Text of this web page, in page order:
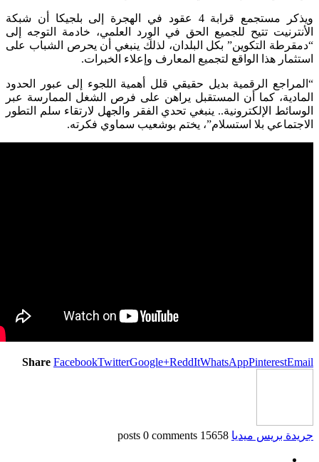
ويذكر مستجمع قرابة 4 عقود في الهجرة إلى بلجيكا أن شبكة
تتيح للجميع الحق في الوِرد العلمي، خادمة التوجه إلى
التكوين” بكل البلدان، لذلك ينبغي أن يحرص الشباب على
هذا الواقع لتجميع المعارف وإعلاء الخبرات.
الرقمية بديل حقيقي قلل أهمية اللجوء إلى عبور الحدود
كما أن المستقبل يراهن على فرص الشغل الممارسة عبر
الإلكترونية.. ينبغي تحدي الفقر والجهل لارتقاء سلم التطور
بلا استسلام”، يختم بوشعيب سماوي فكرته.
Share FacebookTwitterGoogle+ReddItWhatsAppPinterest
بريس ميديا 15658 posts
0 comments